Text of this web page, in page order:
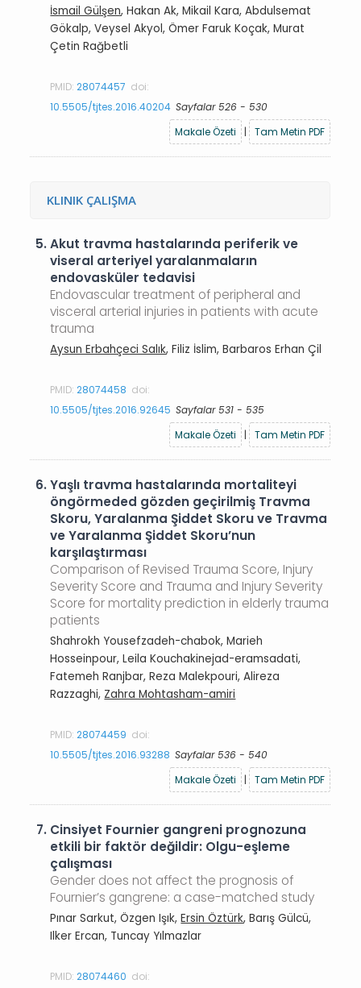
İsmail Gülşen, Hakan Ak, Mikail Kara, Abdulsemat
Gökalp, Veysel Akyol, Ömer Faruk Koçak, Murat
Çetin Rağbetli
PMID:28074457 doi:
10.5505/tjtes.2016.40204 Sayfalar 526 - 530
Makale Özeti
| Tam Metin PDF
KLINIK ÇALIŞMA
5.Akut travma hastalarında periferik ve
viseral arteriyel yaralanmaların
endovasküler tedavisi
Endovascular treatment of peripheral and
visceral arterial injuries in patients with acute
trauma
Aysun Erbahçeci Salık, Filiz İslim, Barbaros Erhan Çil
PMID:28074458 doi:
10.5505/tjtes.2016.92645 Sayfalar 531 - 535
Makale Özeti
| Tam Metin PDF
6.Yaşlı travma hastalarında mortaliteyi
öngörmeded gözden geçirilmiş Travma
Skoru, Yaralanma Şiddet Skoru ve Travma
ve Yaralanma Şiddet Skoru’nun
karşılaştırması
Comparison of Revised Trauma Score, Injury
Severity Score and Trauma and Injury Severity
Score for mortality prediction in elderly trauma
patients
Shahrokh Yousefzadeh-chabok, Marieh
Hosseinpour, Leila Kouchakinejad-eramsadati,
Fatemeh Ranjbar, Reza Malekpouri, Alireza
Razzaghi, Zahra Mohtasham-amiri
PMID:28074459 doi:
10.5505/tjtes.2016.93288 Sayfalar 536 - 540
Makale Özeti
| Tam Metin PDF
7. Cinsiyet Fournier gangreni prognozuna
etkili bir faktör değildir: Olgu-eşleme
çalışması
Gender does not affect the prognosis of
Fournier’s gangrene: a case-matched study
Pınar Sarkut, Özgen Işık,Ersin Öztürk, Barış Gülcü,
Ilker Ercan, Tuncay Yılmazlar
PMID:28074460 doi: